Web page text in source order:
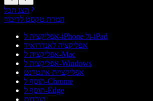
הצג הכל
המרת טקסט לדיבור
אפליקציה ל-iPhone ול-iPad
אפליקציה לאנדרואיד
אפליקציה ל-Mac
אפליקציה ל-Windows
אפליקציית אינטרנט
תוסף ל-Chrome
תוסף ל-Edge